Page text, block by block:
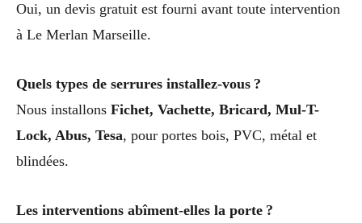
Oui, un devis gratuit est fourni avant toute intervention
à Le Merlan Marseille.
Quels types de serrures installez-vous ?
Nous installons Fichet, Vachette, Bricard, Mul-T-
Lock, Abus, Tesa, pour portes bois, PVC, métal et
blindées.
Les interventions abîment-elles la porte ?